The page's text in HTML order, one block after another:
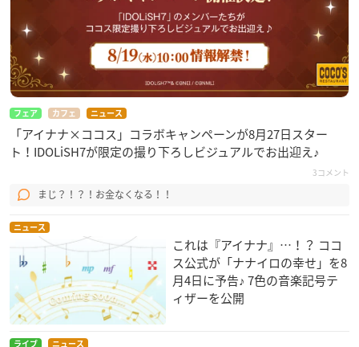
フェア カフェ ニュース
「アイナナ×ココス」コラボキャンペーンが8月27日スター
ト！IDOLiSH7が限定の撮り下ろしビジュアルでお出迎え♪
3コメント
まじ？！？！お金なくなる！！
ニュース
これは『アイナナ』…！？ ココ
ス公式が「ナナイロの幸せ」を8
月4日に予告♪ 7色の音楽記号テ
ィザーを公開
ライブ ニュース